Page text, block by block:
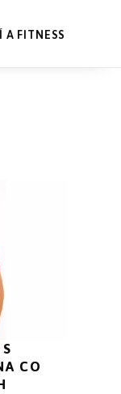
A FITNESS
CO